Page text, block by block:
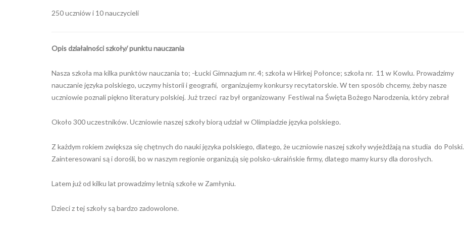
250 uczniów i 10 nauczycieli
Opis działalności szkoły/ punktu nauczania
Nasza szkoła ma kilka punktów nauczania to; -Łucki Gimnazjum nr. 4; szkoła w Hirkej Połonce; szkoła nr. 11 w Kowlu. Prowadzimy
nauczanie języka polskiego, uczymy historii i geografii, organizujemy konkursy recytatorskie. W ten sposób chcemy, żeby nasze
uczniowie poznali piękno literatury polskiej. Już trzeci raz był organizowany Festiwal na Święta Bożego Narodzenia, który zebrał
Około 300 uczestników. Uczniowie naszej szkoły biorą udział w Olimpiadzie języka polskiego.
Z każdym rokiem zwiększa się chętnych do nauki języka polskiego, dlatego, że uczniowie naszej szkoły wyjeżdżają na studia do Polski.
Zainteresowani są i dorośli, bo w naszym regionie organizują się polsko-ukraińskie firmy, dlatego mamy kursy dla dorosłych.
Latem już od kilku lat prowadzimy letnią szkołe w Zamłyniu.
Dzieci z tej szkoły są bardzo zadowolone.